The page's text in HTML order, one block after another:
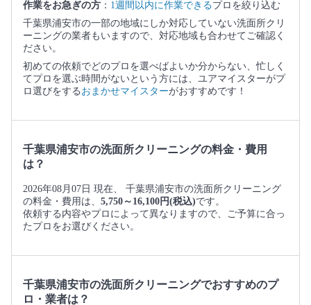
作業をお急ぎの方 ： 1週間以内に作業できるプロを絞り込む
千葉県浦安市の一部の地域にしか対応していない洗面所クリ
ーニングの業者もいますので、対応地域も合わせてご確認く
ださい。
初めての依頼でどのプロを選べばよいか分からない、忙しく
てプロを選ぶ時間がないという方には、ユアマイスターがプ
ロ選びをする おまかせマイスターがおすすめです！
千葉県浦安市の洗面所クリーニングの料金・費用
は？
2026年08月07日 現在、 千葉県浦安市の洗面所クリーニング
の料金・費用は、 5,750～16,100円(税込)です。
依頼する内容やプロによって異なりますので、ご予算に合っ
たプロをお選びください。
千葉県浦安市の洗面所クリーニングでおすすめのプ
ロ・業者は？